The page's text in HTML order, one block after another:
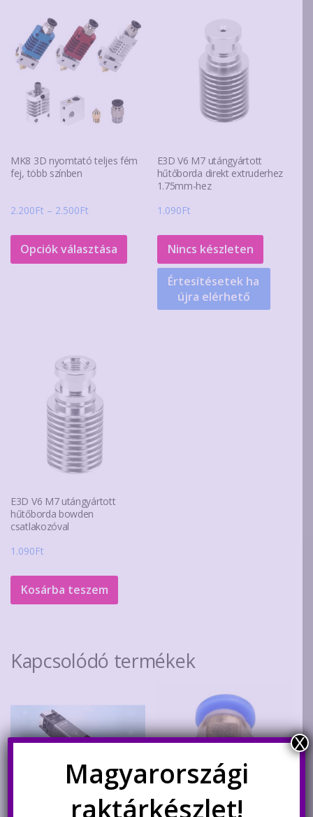
MK8 3D nyomtató teljes fém
fej, több színben
2.200Ft – 2.500Ft
-
2.500Ft
Opciók választása
terméknek
E3D V6 M7 utángyártott
hűtőborda direkt extruderhez
1.75mm-hez
1.090Ft
Nincs készleten
Értesítésetek ha
újra elérhető
E3D V6 M7 utángyártott
hűtőborda bowden
csatlakozóval
1.090Ft
Kosárba teszem
Kapcsolódó termékek
Magyarországi
raktárkészlet!
X